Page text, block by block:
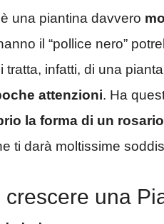
è una piantina davvero
il “pollice nero”
tratta, infatti, di una
attenzioni. Ha
la forma di un
ti darà moltissime
una